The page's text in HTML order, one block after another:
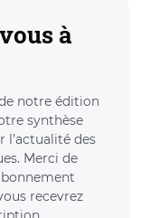
à
notre édition
synthèse
l’actualité des
Merci de
recevrez